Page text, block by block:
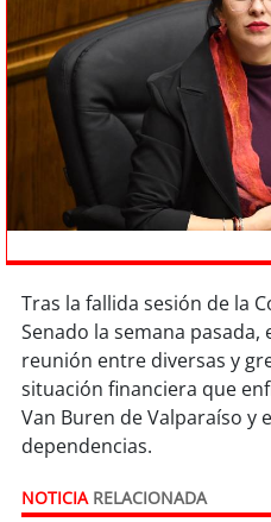
Tecnología
Sostenibilidad
soy chile
soy
soycalama
soyantofagasta
soycopiapó
Tras la fallida sesión de la
Senado la semana
reunión entre diversas y
situación financiera que
Van Buren de Valparaíso y
dependencias.
NOTICIARELACIONADA